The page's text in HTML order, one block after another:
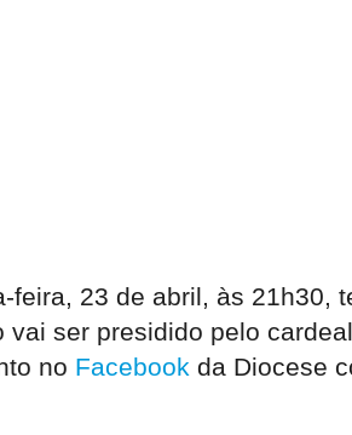
feira, 23 de abril, às
ser presidido pelo
no Facebook da Diocese